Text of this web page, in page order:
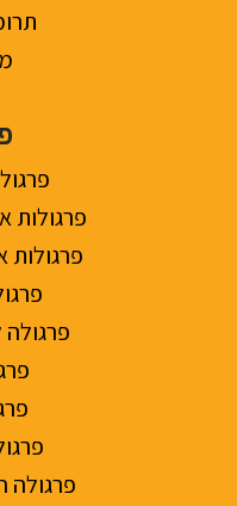
פרגולות
פרגולות